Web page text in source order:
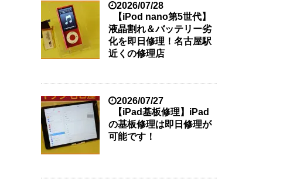
2026/07/28
【iPod nano第5世代】
液晶割れ＆バッテリー劣
化を即日修理！名古屋駅
近くの修理店
2026/07/27
【iPad基板修理】iPad
の基板修理は即日修理が
可能です！